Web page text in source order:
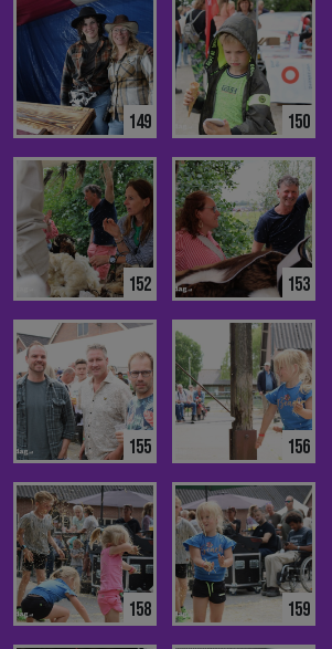
149 150
152 153
155 156
158 159